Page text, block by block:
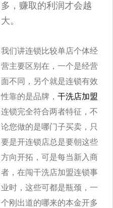
多，赚取的利润才会越
大。
我们讲连锁比较单店个体经
营主要区别在，一个是经营
面不同，另个就是连锁有效
性靠的是品牌， 干洗店加盟
连锁完全符合两者特征，不
论您做的是哪门子买卖，只
要是开连锁店总是要朝这些
方向开拓，可是每当新入商
者，在闯干洗店加盟连锁事
业时，这些可都是瓶颈，一
个刚出道的哪来的本金开多